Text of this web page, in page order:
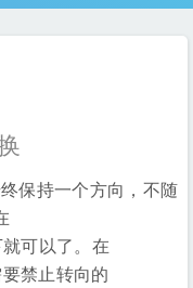
保持一个方向，不随
可以了。在
禁止转向的